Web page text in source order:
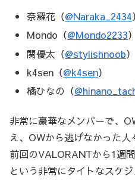
奈羅花（@Naraka_2434）
Mondo（@Mondo2233）
関優太（@stylishnoob）
k4sen（@k4sen）
橘ひなの（
非常に豪華なメンバーで、
え、OWから逃げなかった人
前回のVALORANTから1週
という非常にタイトなスケ